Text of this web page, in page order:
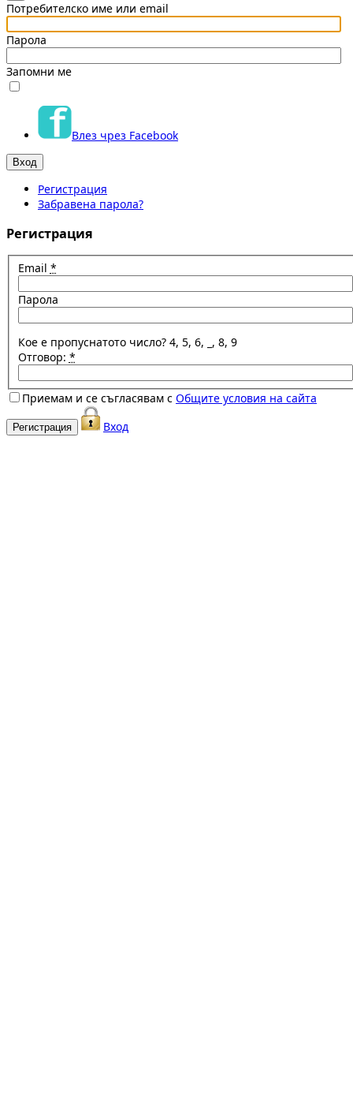
Потребителско име или email
Парола
Запомни ме
Влез чрез Facebook
Регистрация
Забравена парола?
Регистрация
Email *
Парола
Кое е пропуснатото число? 4, 5, 6, _, 8, 9
Отговор: *
Приемам и се съгласявам с Общите условия на сайта
Вход